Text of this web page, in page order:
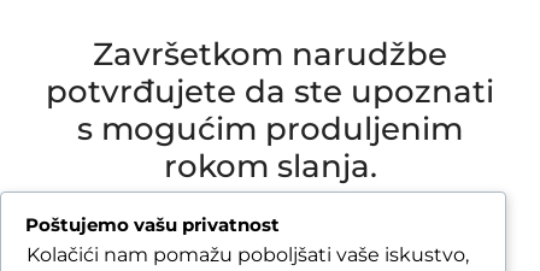
Završetkom narudžbe
potvrđujete da ste upoznati
s mogućim produljenim
rokom slanja.
Due to our annual holiday from 1 August 2026 to
16 August 2026, all orders received after 30 July
Poštujemo vašu privatnost
Kolačići nam pomažu poboljšati vaše iskustvo,